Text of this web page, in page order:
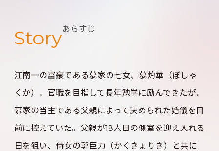
Storyあらすじ
江南一の富豪である慕家の七女、慕灼華（ぼしゃ
くか）。官職を目指して長年勉学に励んできたが、
慕家の当主である父親によって決められた婚儀を目
前に控えていた。父親が18人目の側室を迎え入れる
日を狙い、侍女の郭巨力（かくきょりき）と共に